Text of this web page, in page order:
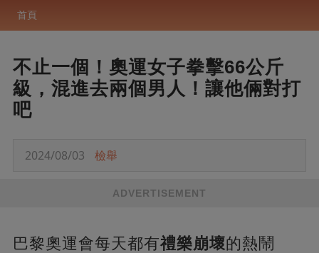
首頁
不止一個！奧運女子拳擊66公斤
級，混進去兩個男人！讓他倆對打
吧
2024/08/03 檢舉
ADVERTISEMENT
巴黎奧運會每天都有禮樂崩壞的熱鬧